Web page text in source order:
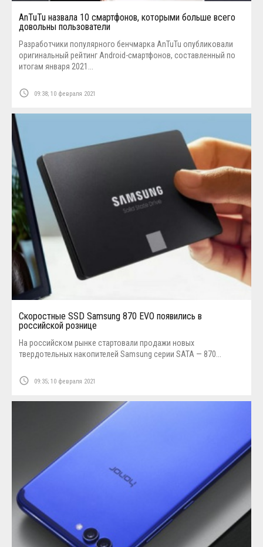
AnTuTu назвала 10 смартфонов, которыми больше всего
довольны пользователи
Разработчики популярного бенчмарка AnTuTu опубликовали
оригинальный рейтинг Android-смартфонов, составленный по
итогам января 2021...
access_time 09:38; 10 февраля 2021
Скоростные SSD Samsung 870 EVO появились в
российской рознице
На российском рынке стартовали продажи новых
твердотельных накопителей Samsung серии SATA — 870...
access_time 09:35; 10 февраля 2021